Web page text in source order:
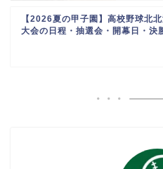
【2026夏の甲子園】高校野球北
大会の日程・抽選会・開幕日・決